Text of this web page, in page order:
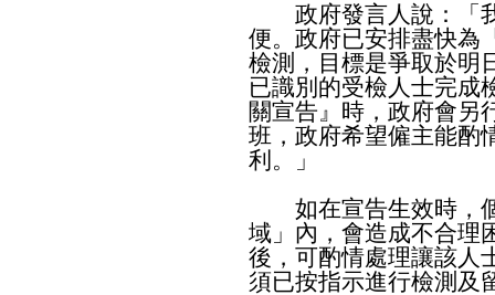
政府發言人說：「我
便。政府已安排盡快為
檢測，目標是爭取於明
已識別的受檢人士完成
關宣告』時，政府會另
班，政府希望僱主能酌
利。」
如在宣告生效時，個
域」內，會造成不合理
後，可酌情處理讓該人
須已按指示進行檢測及